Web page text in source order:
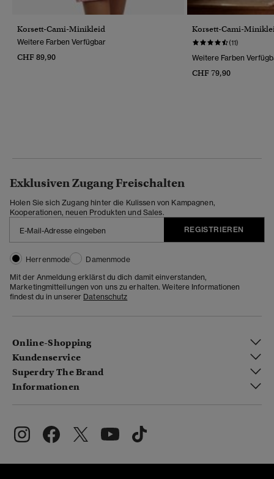
Korsett-Cami-Minikleid
Weitere Farben Verfügbar
CHF 89,90
Korsett-Cami-
(11)
Weitere Farben
CHF 79,90
Exklusiven Zugang Freischalten
Holen Sie sich Zugang hinter die Kulissen von Kampagnen,
Kooperationen, neuen Produkten und Sales.
REGISTRIEREN
Herrenmode
Damenmode
Mit der Anmeldung erklärst du dich damit einverstanden,
Marketingmitteilungen von uns zu erhalten. Weitere Informationen
findest du in unserer Datenschutz
Online-Shopping
Kundenservice
Superdry The Brand
Informationen